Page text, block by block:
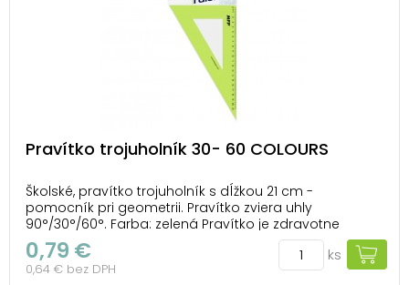
Pravítko trojuholník 30- 60 COLOURS
Školské, pravítko trojuholník s dĺžkou 21 cm -
pomocník pri geometrii. Pravítko zviera uhly
90°/30°/60°. Farba: zelená Pravítko je zdravotne
nezávadné a neobsahuje ftaláty. Dodávame v
plastovom puzdre so závesom. Dodávame v mixe 4
ks podľa skladovej zásoby. Uvedená cena je za 1 ks.
0,79 €
0,64 € bez DPH
ks